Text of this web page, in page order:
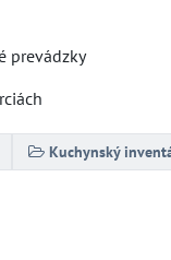
prevádzky
Kuchynský